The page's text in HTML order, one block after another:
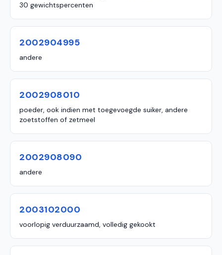
30 gewichtspercenten
2002904995
andere
2002908010
poeder, ook indien met toegevoegde suiker, andere
zoetstoffen of zetmeel
2002908090
andere
2003102000
voorlopig verduurzaamd, volledig gekookt